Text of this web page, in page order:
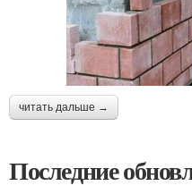
читать дальше →
Последние